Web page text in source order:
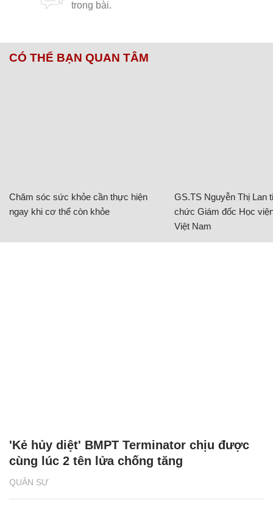
CÓ THỂ BẠN QUAN TÂM
Chăm sóc sức khỏe cần thực hiện
ngay khi cơ thể còn khỏe
GS.TS Nguyễn Thị Lan
chức Giám đốc Học
Việt Nam
QUÂN SỰ
'Kẻ hủy diệt' BMPT Terminator chịu được
cùng lúc 2 tên lửa chống tăng